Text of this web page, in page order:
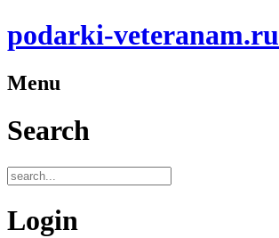
podarki-veteranam.ru
Menu
Search
Login